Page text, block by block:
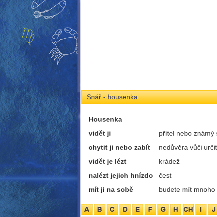
Snář - housenka
Housenka
vidět ji
přítel nebo známý
chytit ji nebo zabít
nedůvěra vůči
vidět je lézt
krádež
nalézt jejich hnízdo
čest
mít ji na sobě
budete mít